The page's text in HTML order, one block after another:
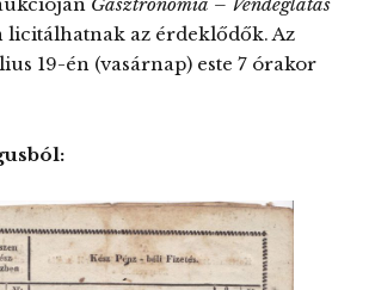
licitálhatnak az érdeklődők. Az
19-én (vasárnap) este 7 órakor